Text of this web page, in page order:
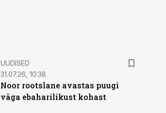
UUDISED
31.07.26, 10:38
Noor rootslane avastas puugi
väga ebaharilikust kohast